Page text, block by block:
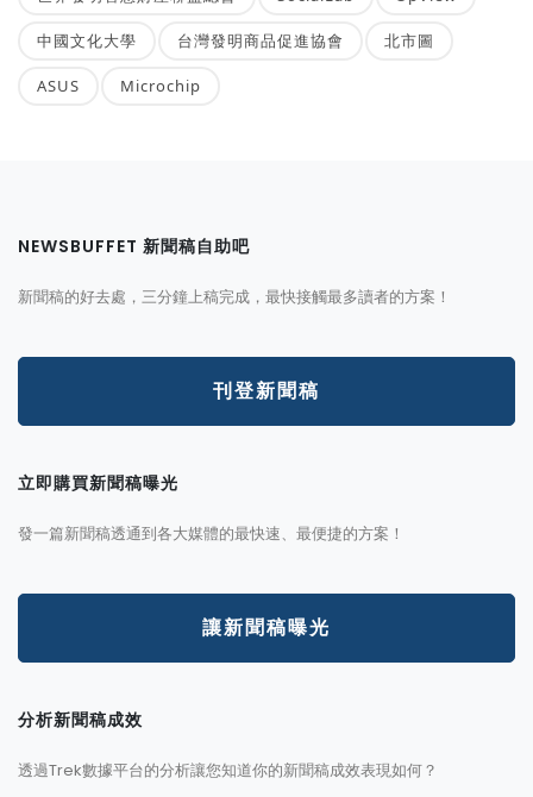
中國文化大學 台灣發明商品促進協會 北市圖
ASUS Microchip
NEWSBUFFET 新聞稿自助吧
新聞稿的好去處，三分鐘上稿完成，最快接觸最多讀者的方案！
刊登新聞稿
立即購買新聞稿曝光
發一篇新聞稿透通到各大媒體的最快速、最便捷的方案！
讓新聞稿曝光
分析新聞稿成效
透過Trek數據平台的分析讓您知道你的新聞稿成效表現如何？